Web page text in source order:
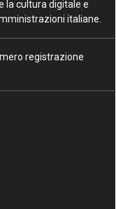
la cultura digitale e
italiane.
registrazione